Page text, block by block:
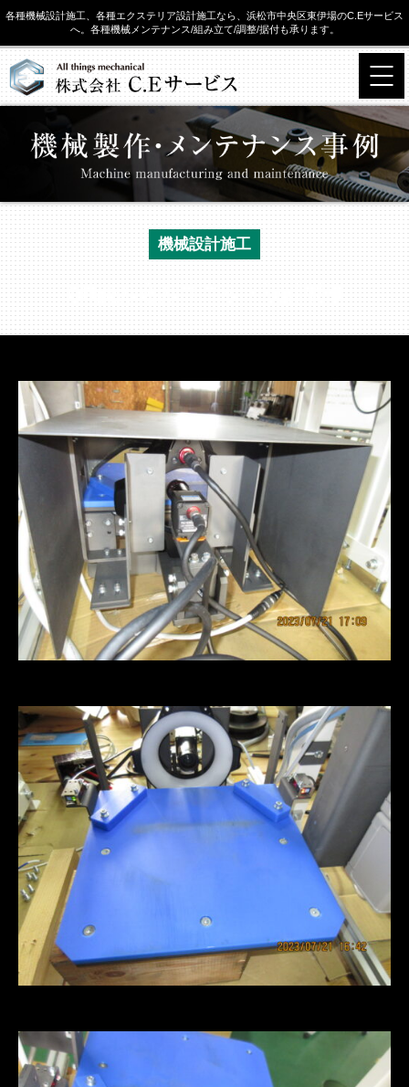
各種機械設計施工、各種エクステリア設計施工なら、浜松市中央区東伊場のC.Eサービス
へ。各種機械メンテナンス/組み立て/調整/据付も承ります。
機械設計施工
QR読み込みユニット設計製作